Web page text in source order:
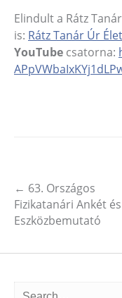
Elindult a Rátz
is: Rátz Tanár Úr
YouTube csatorna:
Post
← 63. Országos
Fizikatanári Ankét és
Eszközbemutató